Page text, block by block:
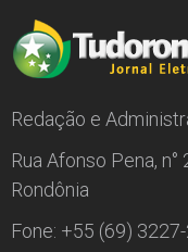
Redação e
Rua Afonso Pena,
Rondônia
Fone: +55 (69)